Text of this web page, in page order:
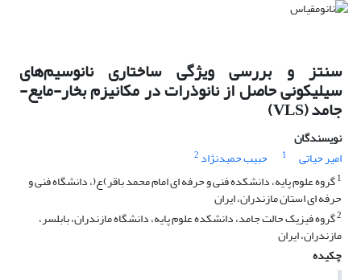
سنتز و بررسی ویژگی ساختاری نانوسیم‌های
سیلیکونی حاصل از نانوذرات در مکانیزم بخار-مایع-
جامد (VLS)
نویسندگان
امیر حیاتی
1 حبیب حمبدنژاد 2
1گروه علوم پایه، دانشکده فنی و حرفه ای امام محمد باقر)ع(، دانشگاه فنی و
حرفه ای استان مازندران، ایران
2گروه فیزیک حالت جامد، دانشکده علوم پایه، دانشگاه مازندران، بابلسر،
مازندران، ایران
چکیده